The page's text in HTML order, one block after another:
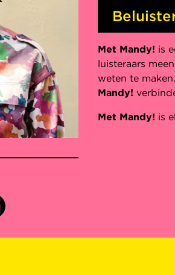
Met Mandy! is
luisteraars
weten te
Mandy!
Met Mandy! is